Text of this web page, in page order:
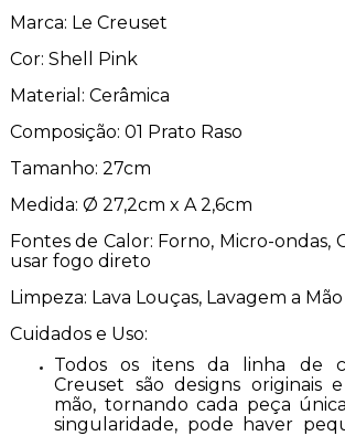
Marca: Le Creuset
Cor: Shell Pink
Material: Cerâmica
Composição: 01 Prato Raso
Tamanho: 27cm
Medida: Ø 27,2cm x A 2,6cm
Fontes de Calor: Forno, Micro-ondas,
usar fogo direto
Limpeza: Lava Louças, Lavagem a Mão
Cuidados e Uso:
Todos os itens da linha de
Creuset são designs originais
mão, tornando cada peça
singularidade, pode haver